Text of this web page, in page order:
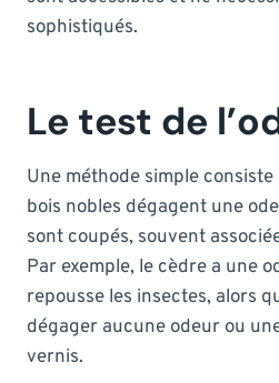
sophistiqués.
Le test de
Une méthode simple
bois nobles dégagent une
sont coupés, souvent
Par exemple, le cèdre a une
repousse les insectes, alors
dégager aucune odeur ou
vernis.